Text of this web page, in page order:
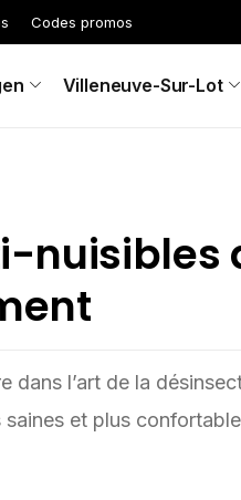
Codes promos
Villeneuve-Sur-Lot
nuisibles
dans l’art de la
et plus